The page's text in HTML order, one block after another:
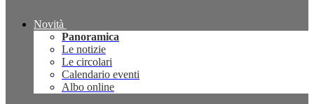
Novità
Panoramica
Le notizie
Le circolari
Calendario eventi
Albo online